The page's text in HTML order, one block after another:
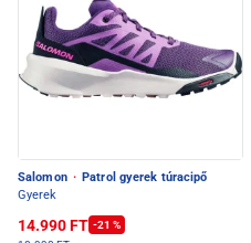
Salomon · Patrol gyerek túracipő
Gyerek
14.990 FT -21 %